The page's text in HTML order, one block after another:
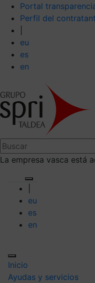
Portal
Perfil del
eu
es
en
La empresa vasca está
eu
es
en
Inicio
Ayudas y servicios